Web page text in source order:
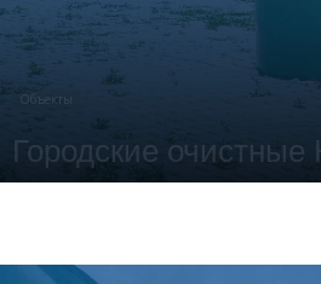
Объекты
Городские очистные